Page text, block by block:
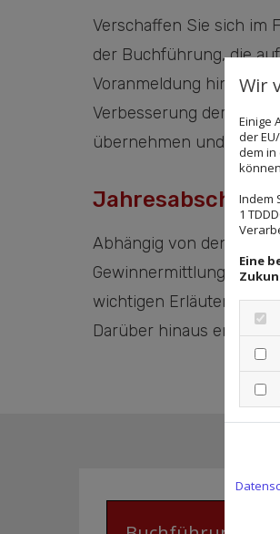
Verschaffen Sie sich im
der Buchführung, die
Voranmeldung
Verbesserung der
übernehmen und bis
Abhängig von den für
Gewinnermittlung
wichtigen
Darüber hinaus
Wir
Einige
der
dem in
Indem
1
Eine